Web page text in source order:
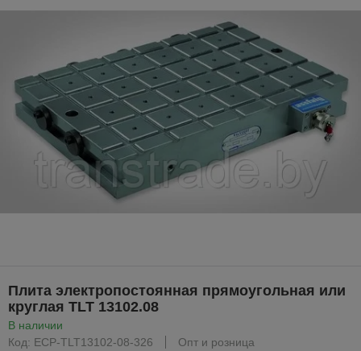
Плита электропостоянная прямоугольная или
круглая TLT 13102.08
В наличии
Код: ECP-TLT13102-08-326
Опт и розница